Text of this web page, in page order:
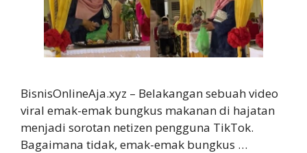
BisnisOnlineAja.xyz – Belakangan sebuah video
viral emak-emak bungkus makanan di hajatan
menjadi sorotan netizen pengguna TikTok.
Bagaimana tidak, emak-emak bungkus …